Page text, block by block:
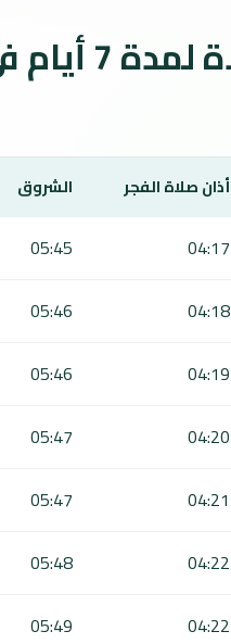
جدول مواقيت الصلاة
أذان صلاة الفجر الشروق
04:17
05:45
04:18
05:46
04:19
05:46
04:20
05:47
04:21
05:47
04:22
05:48
04:22
05:49